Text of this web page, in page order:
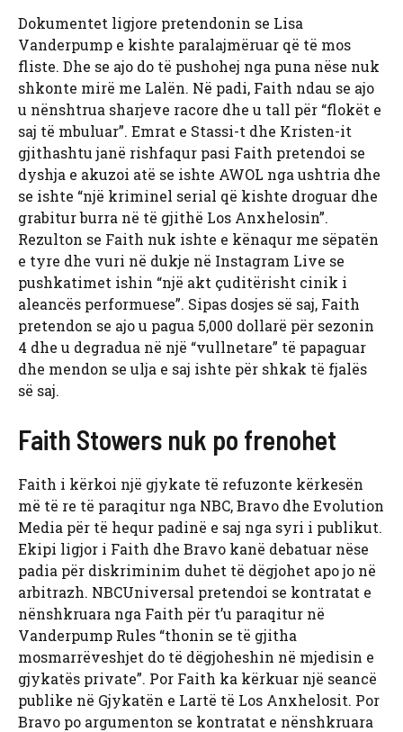
Dokumentet ligjore pretendonin se Lisa
Vanderpump e kishte paralajmëruar që të mos
fliste. Dhe se ajo do të pushohej nga puna nëse nuk
shkonte mirë me Lalën. Në padi, Faith ndau se ajo
u nënshtrua sharjeve racore dhe u tall për “flokët e
saj të mbuluar”. Emrat e Stassi-t dhe Kristen-it
gjithashtu janë rishfaqur pasi Faith pretendoi se
dyshja e akuzoi atë se ishte AWOL nga ushtria dhe
se ishte “një kriminel serial që kishte droguar dhe
grabitur burra në të gjithë Los Anxhelosin”.
Rezulton se Faith nuk ishte e kënaqur me sëpatën
e tyre dhe vuri në dukje në Instagram Live se
pushkatimet ishin “një akt çuditërisht cinik i
aleancës performuese”. Sipas dosjes së saj, Faith
pretendon se ajo u pagua 5,000 dollarë për sezonin
4 dhe u degradua në një “vullnetare” të papaguar
dhe mendon se ulja e saj ishte për shkak të fjalës
së saj.
Faith Stowers nuk po frenohet
Faith i kërkoi një gjykate të refuzonte kërkesën
më të re të paraqitur nga NBC, Bravo dhe Evolution
Media për të hequr padinë e saj nga syri i publikut.
Ekipi ligjor i Faith dhe Bravo kanë debatuar nëse
padia për diskriminim duhet të dëgjohet apo jo në
arbitrazh. NBCUniversal pretendoi se kontratat e
nënshkruara nga Faith për t’u paraqitur në
Vanderpump Rules “thonin se të gjitha
mosmarrëveshjet do të dëgjoheshin në mjedisin e
gjykatës private”. Por Faith ka kërkuar një seancë
publike në Gjykatën e Lartë të Los Anxhelosit. Por
Bravo po argumenton se kontratat e nënshkruara